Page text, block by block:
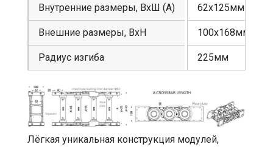
Внутренние размеры, ВхШ (А)
Внешние размеры, ВхН
Радиус изгиба
62х125мм
100х168мм
225мм
Лёгкая уникальная конструкция модулей,